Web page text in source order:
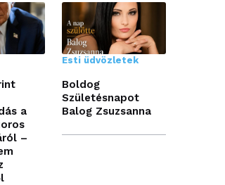
a
–
Esti üdvözletek
Boldog
Születésnapot
Balog Zsuzsanna